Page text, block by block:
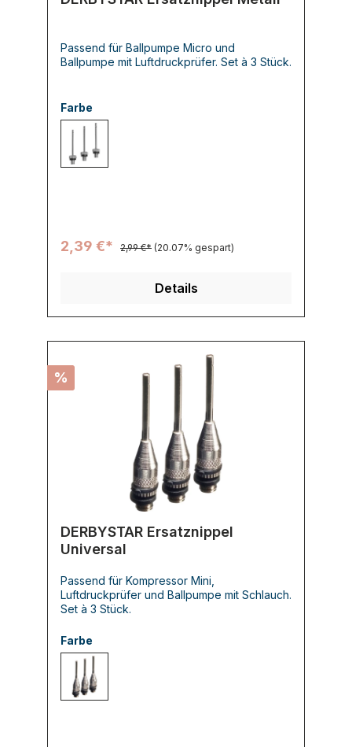
Passend für Ballpumpe Micro und
Ballpumpe mit Luftdruckprüfer. Set à 3 Stück.
Farbe
000 -
2,39 €* 2,99 €* (20.07% gespart)
Details
%
DERBYSTAR Ersatznippel
Universal
Passend für Kompressor Mini,
Luftdruckprüfer und Ballpumpe mit Schlauch.
Set à 3 Stück.
Farbe
000 -